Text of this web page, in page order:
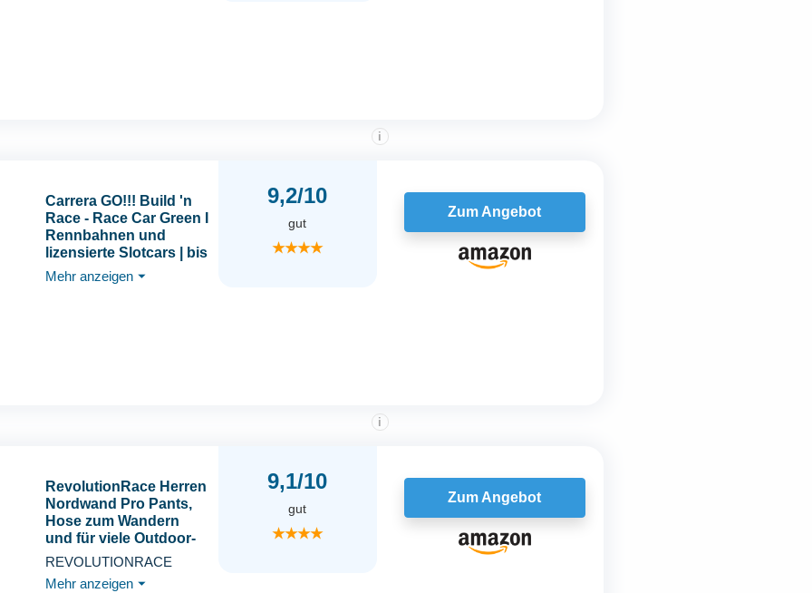
Carrera GO!!! Build 'n
Race - Race Car Green I
Rennbahnen und
lizensierte Slotcars | bis
zu 2 Spieler | Für Jungs
und Mädchen ab 6
Mehr anzeigen ⏷
9,2/10
i
gut
★★★★
Zum Angebot
RevolutionRace Herren
Nordwand Pro Pants,
Hose zum Wandern
und für viele Outdoor-
Aktivitäten, Forest
REVOLUTIONRACE
Mehr anzeigen ⏷
9,1/10
i
gut
★★★★
Zum Angebot